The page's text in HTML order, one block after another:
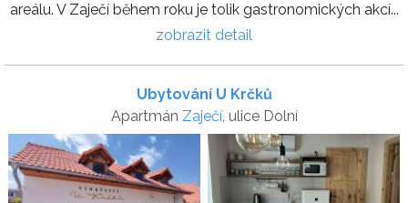
areálu. V Zaječí během roku je tolik gastronomických akcí...
zobrazit detail
Ubytování U Krčků
Apartmán Zaječí, ulice Dolní